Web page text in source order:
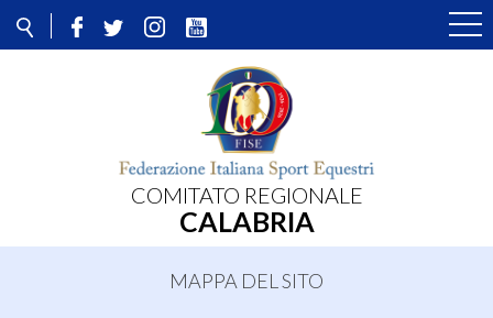
COMITATO REGIONALE
CALABRIA
MAPPA DEL SITO